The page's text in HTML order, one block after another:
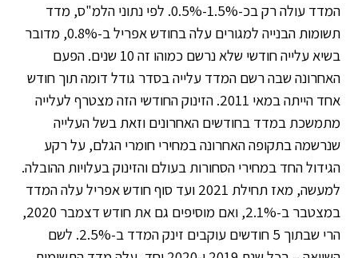
המדד עולה רק בכ-1.5%-0.5%. לפי נתוני הלמ"ס, מדד
תשומות הבנייה למגורים עלה בחודש אפריל ב-0.8%, מדובר
בשיא עלייה חודשי שלא נרשם כמוהו זה 10 שנים. הפעם
האחרונה שבה רשם המדד עלייה בסדר גודל דומה תוך חודש
אחד הייתה במאי 2011. הזינוק החודשי הזה מצטרף לעלייה
מתמשכת במדד בחודשים האחרונים וזאת בשל העלייה
שנרשמה בתקופה האחרונה במחירי חומרי הגלם, על רקע
הגידול החד במחירי הסחורות בעולם והזינוק בעלויות ההובלה.
למעשה, מאז תחילת 2021 ועד סוף חודש אפריל עלה המדד
במצטבר ב-2.1%, ואם מוסיפים גם את חודש דצמבר 2020,
הרי שבתוך 5 חודשים עוקבים זינק המדד ב-2.5%. לשם